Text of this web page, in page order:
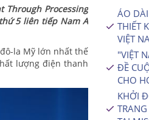
Through Processing
5 liên tiếp Nam A
la Mỹ lớn nhất thế
lượng điện thanh
ÁO
THIẾT
VIỆT
"VIỆT
ĐỀ
CHO
KHỞI